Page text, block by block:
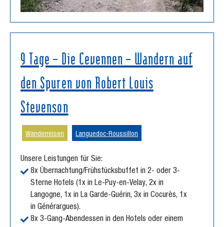
9 Tage – Die Cevennen – Wandern auf
den Spuren von Robert Louis
Stevenson
Wanderreisen Languedoc-Roussillon
Unsere Leistungen für Sie:
8x Übernachtung/Frühstücksbuffet in 2- oder 3-
Sterne Hotels (1x in Le-Puy-en-Velay, 2x in
Langogne, 1x in La Garde-Guérin, 3x in Cocurès, 1x
in Générargues).
8x 3-Gang-Abendessen in den Hotels oder einem